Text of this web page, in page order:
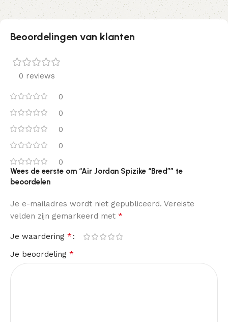
Beoordelingen van klanten
0 reviews
0
0
0
0
0
Wees de eerste om “Air Jordan Spizike “Bred”” te
beoordelen
Je e-mailadres wordt niet gepubliceerd. Vereiste
velden zijn gemarkeerd met *
Je waardering *
Je beoordeling *